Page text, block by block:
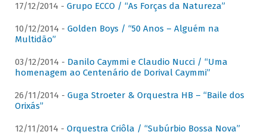
17/12/2014 - Grupo ECCO / “As Forças da Natureza”
10/12/2014 - Golden Boys / “50 Anos – Alguém na
Multidão”
03/12/2014 - Danilo Caymmi e Claudio Nucci / “Uma
homenagem ao Centenário de Dorival Caymmi”
26/11/2014 - Guga Stroeter & Orquestra HB – “Baile dos
Orixás”
12/11/2014 - Orquestra Criôla / “Subúrbio Bossa Nova”